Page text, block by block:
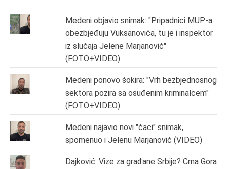
Medeni objavio snimak: "Pripadnici MUP-a
obezbjeđuju Vuksanovića, tu je i inspektor
iz slučaja Jelene Marjanović"
(FOTO+VIDEO)
Medeni ponovo šokira: "Vrh bezbjednosnog
sektora pozira sa osuđenim kriminalcem"
(FOTO+VIDEO)
Medeni najavio novi "ćaci" snimak,
spomenuo i Jelenu Marjanović (VIDEO)
Dajković: Vize za građane Srbije? Crna Gora